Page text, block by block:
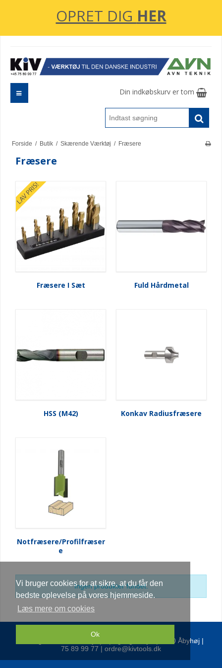
Vi bruger cookies for at sikre, at du får den
bedste oplevelse på vores hjemmeside.
Læs mere om cookies
Ok
OPRET DIG HER
Din indkøbskurv er tom
Forside / Butik / Skærende Værktøj / Fræsere
Fræsere
Fræsere I Sæt Fuld Hårdmetal
HSS (M42) Konkav Radiusfræsere
Notfræsere/Profilfræser
e
Ingen produkter fundet.
Kolding Industri Værktøj Aps | Egsagervej 9 | 8230 Åbyhøj |
75 89 99 77 | ordre@kivtools.dk